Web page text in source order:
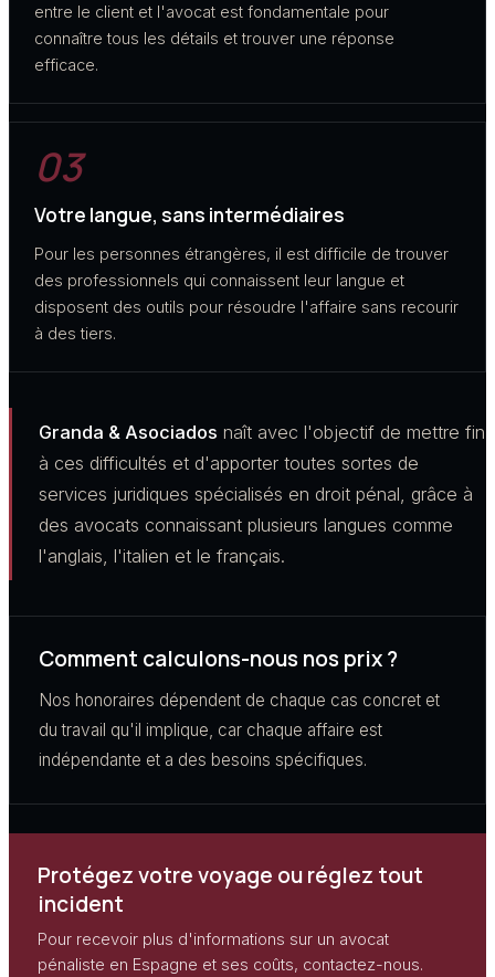
entre le client et l'avocat est fondamentale pour
connaître tous les détails et trouver une réponse
efficace.
03
Votre langue, sans intermédiaires
Pour les personnes étrangères, il est difficile de trouver
des professionnels qui connaissent leur langue et
disposent des outils pour résoudre l'affaire sans recourir
à des tiers.
Granda & Asociados naît avec l'objectif de mettre fin
à ces difficultés et d'apporter toutes sortes de
services juridiques spécialisés en droit pénal, grâce à
des avocats connaissant plusieurs langues comme
l'anglais, l'italien et le français.
Comment calculons-nous nos prix ?
Nos honoraires dépendent de chaque cas concret et
du travail qu'il implique, car chaque affaire est
indépendante et a des besoins spécifiques.
Protégez votre voyage ou réglez tout
incident
Pour recevoir plus d'informations sur un avocat
pénaliste en Espagne et ses coûts, contactez-nous.